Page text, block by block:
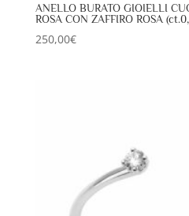
ANELLO BURATO GIOIELLI
ROSA CON ZAFFIRO ROSA
250,00€